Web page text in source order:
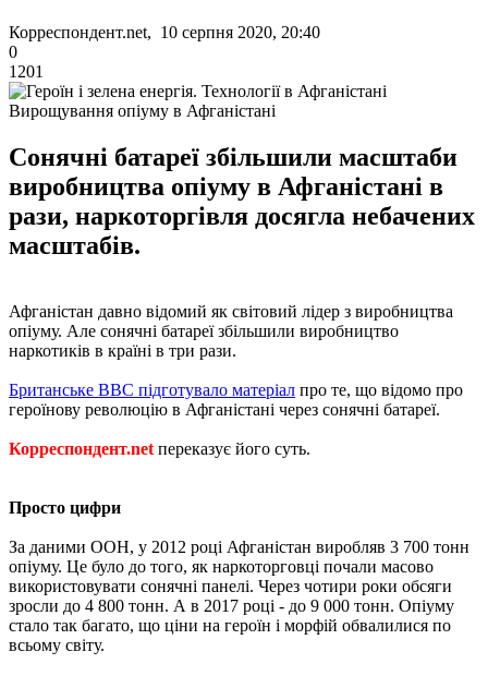
Корреспондент.net, 10 серпня 2020, 20:40
0
1201
Вирощування опіуму в Афганістані
Сонячні батареї збільшили масштаби
виробництва опіуму в Афганістані в
рази, наркоторгівля досягла небачених
масштабів.
Афганістан давно відомий як світовий лідер з виробництва
опіуму. Але сонячні батареї збільшили виробництво
наркотиків в країні в три рази.
Британське BBC підготувало матеріал про те, що відомо про
героїнову революцію в Афганістані через сонячні батареї.
Корреспондент.net переказує його суть.
Просто цифри
За даними ООН, у 2012 році Афганістан виробляв 3 700 тонн
опіуму. Це було до того, як наркоторговці почали масово
використовувати сонячні панелі. Через чотири роки обсяги
зросли до 4 800 тонн. А в 2017 році - до 9 000 тонн. Опіуму
стало так багато, що ціни на героїн і морфій обвалилися по
всьому світу.